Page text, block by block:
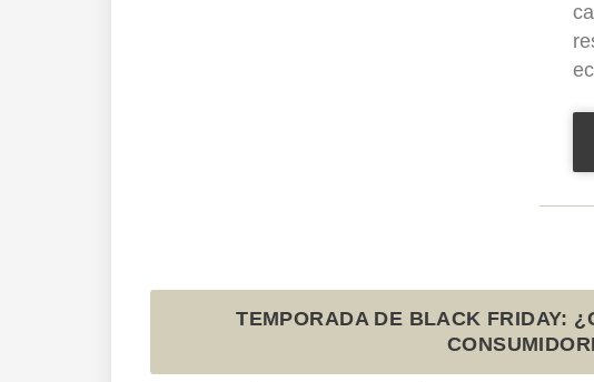
TEMPORADA DE BLACK FRIDAY: